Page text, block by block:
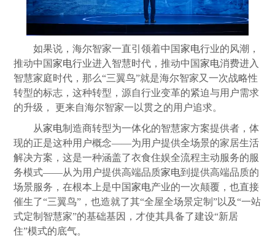
如果说，海尔智家一直引领着中国 家电行业的风潮，
推动中国 家电行业进入智慧时代，推动中国 家电消费进入
智慧家庭时代，那么“三翼鸟”就是海尔智家又一次战略性
转型的标志，这种转型，源自行业变革的紧迫与用户需求
的升级， 更来自海尔智家一以贯之的用户追求。
从家电制造商转型为一体化的智慧家方案提供者，体
现的正是这种用户概念——为用户提供全场景的家居生活
解决方案，这是一种涵盖了衣食住娱全流程主动服务的服
务模式——从为用户提供高端品质家电到提供高端品质的
场景服务，在根本上是中国 家电产业的一次颠覆，也直接
催生了“三翼鸟”，也造就了其“全屋全场景定制”以及“一站
式定制智慧家”的基础基因，才使其具备了建设“新居
住”模式的底气。